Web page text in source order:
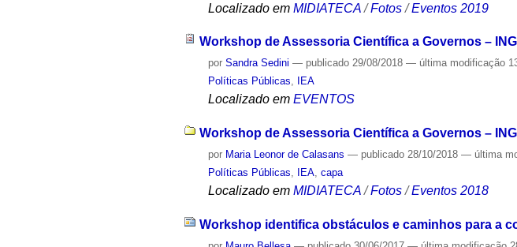
Localizado em MIDIATECA /Fotos /Eventos 2019
Workshop de Assessoria Científica a Governos –
porSandra Sedini — publicado 29/08/2018— última modificação
Políticas Públicas, IEA
Localizado em EVENTOS
Workshop de Assessoria Científica a Governos –
por Maria Leonor de Calasans — publicado 28/10/2018— última
Políticas Públicas, IEA,capa
Localizado em MIDIATECA /Fotos /Eventos 2018
Workshop identifica obstáculos e caminhos para a